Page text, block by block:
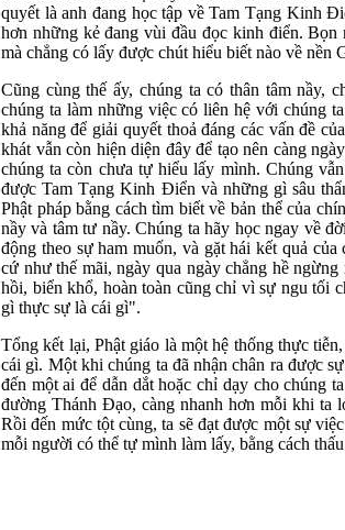
quyết là anh đang học tập về Tam Tạng Kinh
hơn những kẻ đang vùiđầu đọc kinh điển.
mà chẳng có lấy được chút hiểu biết nào về nền
Cũng cùng thế ấy, chúng ta có thân tâm nầy,
chúng ta làm những việc có liên hệ với chúng
khả năng để giải quyết thoả đáng các vấn đề
khát vẫn còn hiện diện đây để tạo nên càng
chúng ta còn chưa tự hiểu lấy mình. Chúng
được Tam Tạng Kinh Điển và những gì sâu
Phật pháp bằng cách tìm biết về bản thể của
nầy và tâm tư nầy. Chúng ta hãy học ngay về
động theo sự ham muốn, và gặt hái kết quả của
cứ như thế mãi, ngày qua ngày chẳng hề
hồi, biển khổ, hoàn toàn cũng chỉ vì sự ngu tối
gì thực sự là cái gì".
Tổng kết lại, Phật giáo là một hệ thống thực
cái gì. Một khi chúng ta đã nhận chân rađược
đến một ai để dẫn dắt hoặc chỉ dạy cho chúng
đường Thánh Đạo, càng nhanh hơn mỗi khi ta
Rồi đến mức tột cùng, ta sẽđạt được một sự
mỗi người có thể tự mình làm lấy, bằng cách